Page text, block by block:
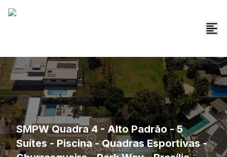
SMPW Quadra 4 - Alto Padrão - 5
Suítes - Piscina - Quadras Esportivas -